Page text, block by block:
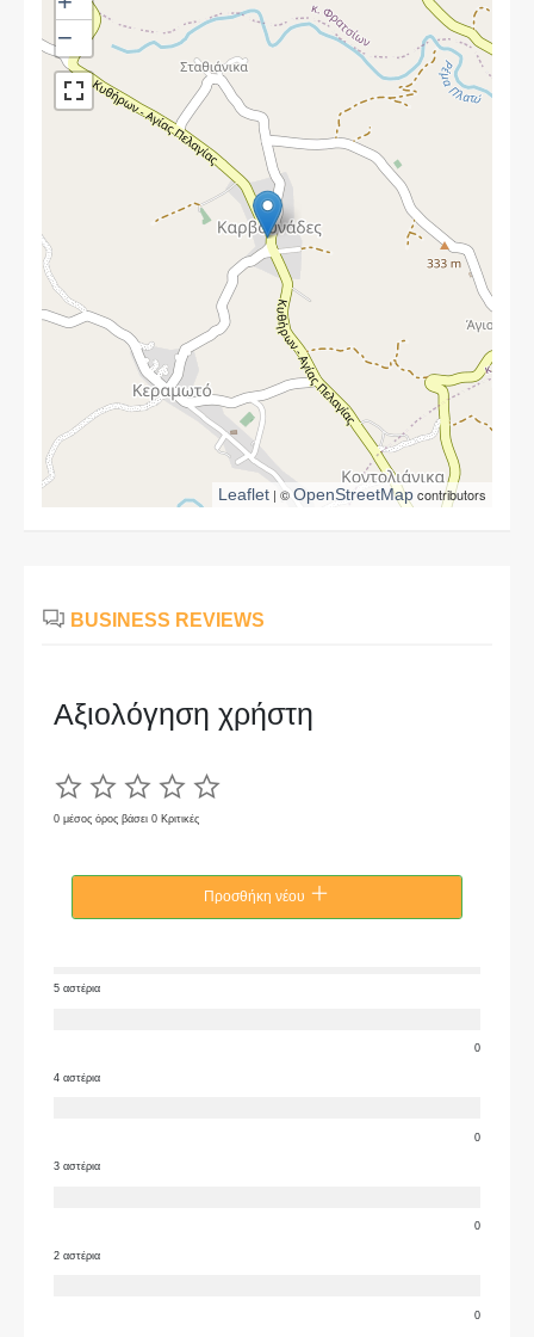
−
Leaflet | ©OpenStreetMapcontributors
BUSINESS REVIEWS
Αξιολόγηση χρήστη
0 μέσος όρος βάσει 0 Κριτικές
Προσθήκη νέου
5 αστέρια
0
4 αστέρια
0
3 αστέρια
0
2 αστέρια
0